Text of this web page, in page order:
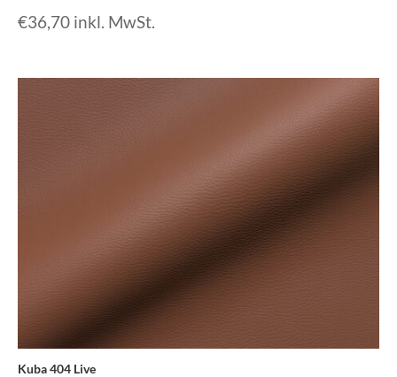
€36,70 inkl. MwSt.
Kuba 404 Live